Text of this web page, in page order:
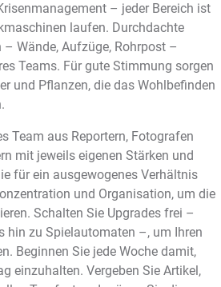
– jeder Bereich ist
laufen. Durchdachte
Wände, Aufzüge, Rohrpost –
Teams. Für gute Stimmung sorgen
und Pflanzen, die das Wohlbefinden
Team aus Reportern, Fotografen
mit jeweils eigenen Stärken und
für ein ausgewogenes Verhältnis
und Organisation, um die
Schalten Sie Upgrades frei –
hin zu Spielautomaten –, um Ihren
Beginnen Sie jede Woche damit,
einzuhalten. Vergeben Sie Artikel,